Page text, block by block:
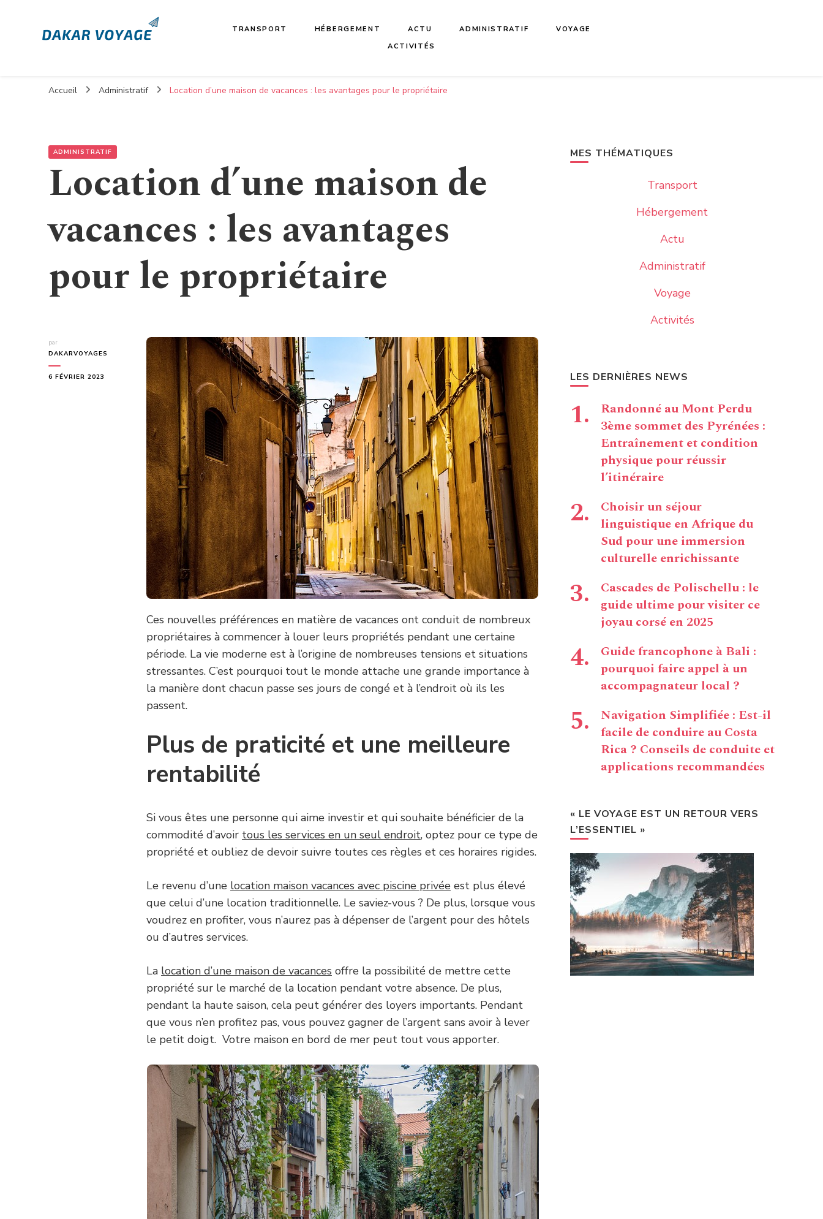
Dakarvoyages
TRANSPORT HÉBERGEMENT ACTU ADMINISTRATIF
VOYAGE
ACTIVITÉS
Accueil Administratif Location d’une maison de vacances : les avantages pour le propriétaire
ADMINISTRATIF
Location d’une maison de
vacances : les avantages
pour le propriétaire
par
DAKARVOYAGES
6 FÉVRIER 2023
Ces nouvelles préférences en matière de vacances ont conduit de nombreux
propriétaires à commencer à louer leurs propriétés pendant une certaine
période. La vie moderne est à l’origine de nombreuses tensions et situations
stressantes. C’est pourquoi tout le monde attache une grande importance à
la manière dont chacun passe ses jours de congé et à l’endroit où ils les
passent.
Plus de praticité et une meilleure
rentabilité
Si vous êtes une personne qui aime investir et qui souhaite bénéficier de la
commodité d’avoir tous les services en un seul endroit, optez pour ce type de
propriété et oubliez de devoir suivre toutes ces règles et ces horaires rigides.
Le revenu d’une location maison vacances avec piscine privée est plus élevé
que celui d’une location traditionnelle. Le saviez-vous ? De plus, lorsque vous
voudrez en profiter, vous n’aurez pas à dépenser de l’argent pour des hôtels
ou d’autres services.
La location d’une maison de vacances offre la possibilité de mettre cette
propriété sur le marché de la location pendant votre absence. De plus,
pendant la haute saison, cela peut générer des loyers importants. Pendant
que vous n’en profitez pas, vous pouvez gagner de l’argent sans avoir à lever
le petit doigt. Votre maison en bord de mer peut tout vous apporter.
MES THÉMATIQUES
Transport
Hébergement
Actu
Administratif
Voyage
Activités
LES DERNIÈRES NEWS
Randonné au Mont Perdu
3ème sommet des Pyrénées :
Entraînement et condition
physique pour réussir
l’itinéraire
Choisir un séjour
linguistique en Afrique du
Sud pour une immersion
culturelle enrichissante
Cascades de Polischellu : le
guide ultime pour visiter ce
joyau corsé en 2025
Guide francophone à Bali :
pourquoi faire appel à un
accompagnateur local ?
Navigation Simplifiée : Est-il
facile de conduire au Costa
Rica ? Conseils de conduite et
applications recommandées
« LE VOYAGE EST UN RETOUR VERS
L’ESSENTIEL »